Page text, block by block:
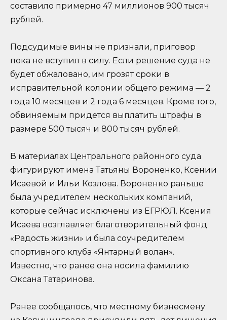
составило примерно 47 миллионов 900 тысяч
рублей.
Подсудимые вины не признали, приговор
пока не вступил в силу. Если решение суда не
будет обжаловано, им грозят сроки в
исправительной колонии общего режима — 2
года 10 месяцев и 2 года 6 месяцев. Кроме того,
обвиняемым придется выплатить штрафы в
размере 500 тысяч и 800 тысяч рублей.
В материалах Центрального районного суда
фигурируют имена Татьяны Вороненко, Ксении
Исаевой и Ильи Козлова. Вороненко раньше
была учредителем нескольких компаний,
которые сейчас исключены из ЕГРЮЛ. Ксения
Исаева возглавляет благотворительный фонд
«Радость жизни» и была соучредителем
спортивного клуба «Янтарный волан».
Известно, что ранее она носила фамилию
Оксана Татаринова.
Ранее сообщалось, что местному бизнесмену